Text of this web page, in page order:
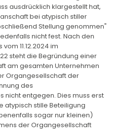
ausdrücklich klargestellt hat,
bei atypisch stiller
Stellung genommen"
nicht fest. Nach den
11.12.2024 im
steht die Begründung einer
am gesamten Unternehmen
Organgesellschaft der
des
nicht entgegen. Dies muss erst
atypisch stille Beteiligung
sogar nur kleinen)
der Organgesellschaft